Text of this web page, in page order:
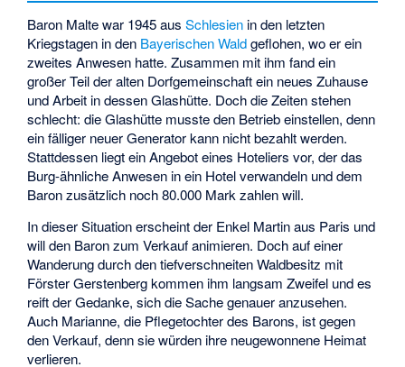
Baron Malte war 1945 ausSchlesien in den letzten
Kriegstagen in den Bayerischen Waldgeflohen, wo er ein
zweites Anwesen hatte. Zusammen mit ihm fand ein
großer Teil der alten Dorfgemeinschaft ein neues Zuhause
und Arbeit in dessen Glashütte. Doch die Zeiten stehen
schlecht: die Glashütte musste den Betrieb einstellen, denn
ein fälliger neuer Generator kann nicht bezahlt werden.
Stattdessen liegt ein Angebot eines Hoteliers vor, der das
Burg-ähnliche Anwesen in ein Hotel verwandeln und dem
Baron zusätzlich noch 80.000 Mark zahlen will.
In dieser Situation erscheint der Enkel Martin aus Paris und
will den Baron zum Verkauf animieren. Doch auf einer
Wanderung durch den tiefverschneiten Waldbesitz mit
Förster Gerstenberg kommen ihm langsam Zweifel und es
reift der Gedanke, sich die Sache genauer anzusehen.
Auch Marianne, die Pflegetochter des Barons, ist gegen
den Verkauf, denn sie würden ihre neugewonnene Heimat
verlieren.